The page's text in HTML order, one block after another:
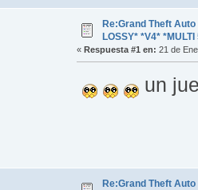
Re:Grand Theft
LOSSY* *V4*
« Respuesta #1 en: 21 de
un
Re:Grand Theft